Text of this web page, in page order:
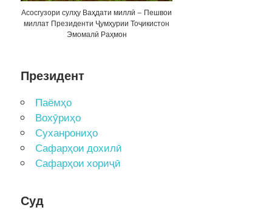
Асосгузори сулҳу Ваҳдати миллӣ – Пешвои
миллат Президенти Ҷумҳурии Тоҷикистон
Эмомалӣ Раҳмон
Президент
Паёмҳо
Вохӯриҳо
Суханрониҳо
Сафарҳои дохилӣ
Сафарҳои хориҷӣ
Суд